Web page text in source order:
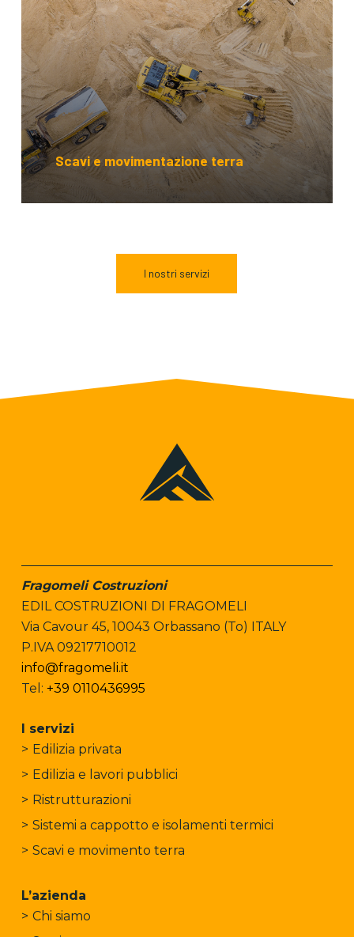
Scavi e movimentazione terra
I nostri servizi
Fragomeli Costruzioni
EDIL COSTRUZIONI DI FRAGOMELI
Via Cavour 45, 10043 Orbassano (To) ITALY
P.IVA 09217710012
info@fragomeli.it
Tel:+39 0110436995
I servizi
Edilizia privata
Edilizia e lavori pubblici
Ristrutturazioni
Sistemi a cappotto e isolamenti termici
Scavi e movimento terra
L’azienda
Chi siamo